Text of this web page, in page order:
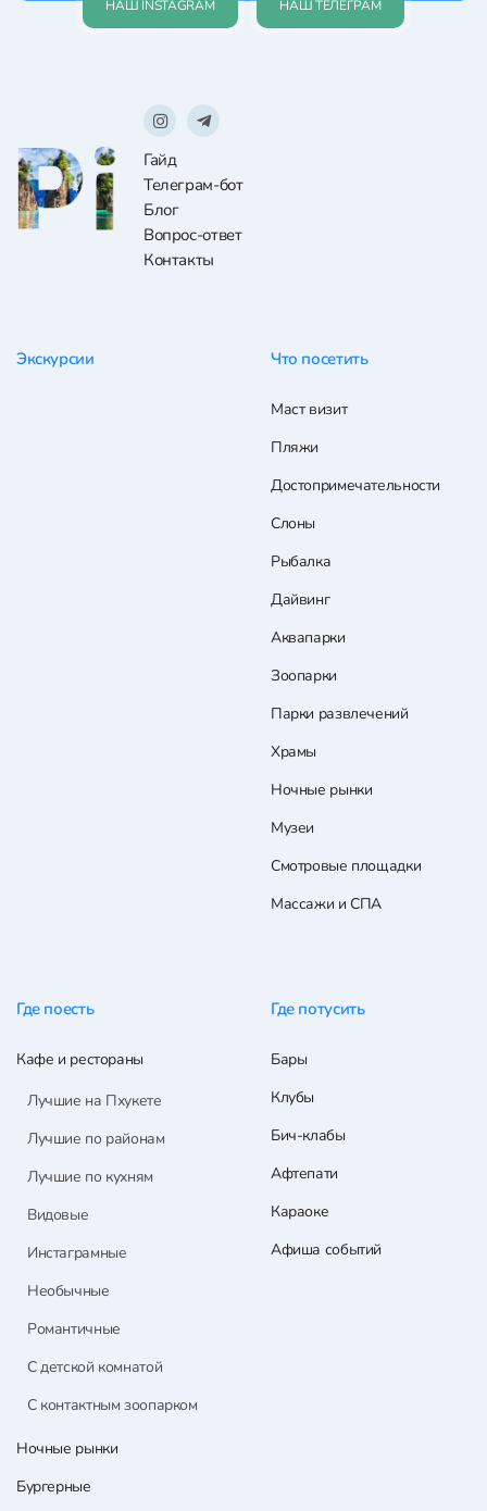
НАШ INSTAGRAM НАШ ТЕЛЕГРАМ
Гайд
Телеграм-бот
Блог
Вопрос-ответ
Контакты
Экскурсии Что посетить
Маст визит
Пляжи
Достопримечательности
Слоны
Рыбалка
Дайвинг
Аквапарки
Зоопарки
Парки развлечений
Храмы
Ночные рынки
Музеи
Смотровые площадки
Массажи и СПА
Где поесть
Кафе и рестораны
Лучшие на Пхукете
Лучшие по районам
Лучшие по кухням
Видовые
Инстаграмные
Необычные
Романтичные
С детской комнатой
С контактным зоопарком
Ночные рынки
Бургерные
Где потусить
Бары
Клубы
Бич-клабы
Афтепати
Караоке
Афиша событий